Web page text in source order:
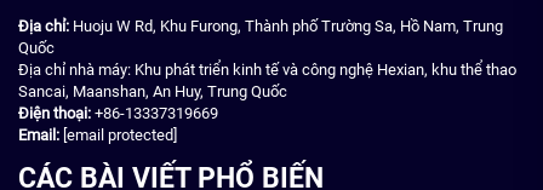
Địa chỉ: Huoju W Rd, Khu Furong, Thành phố Trường Sa, Hồ Nam, Trung
Quốc
Địa chỉ nhà máy: Khu phát triển kinh tế và công nghệ Hexian, khu thể thao
Sancai, Maanshan, An Huy, Trung Quốc
Điện thoại: +86-13337319669
Email: [email protected]
CÁC BÀI VIẾT PHỔ BIẾN